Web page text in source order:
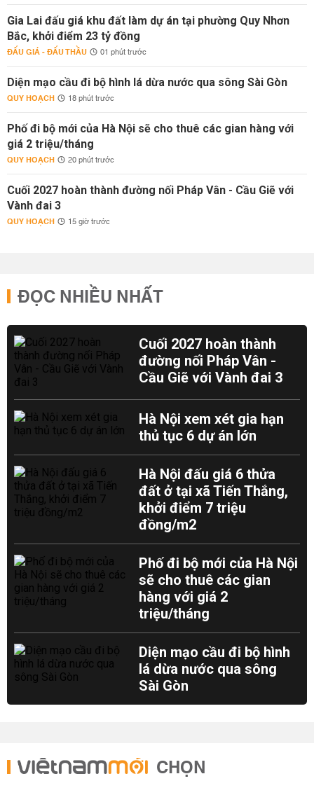
Gia Lai đấu giá khu đất làm dự án tại phường Quy Nhơn
Bắc, khởi điểm 23 tỷ đồng
ĐẤU GIÁ - ĐẤU THẦU 01 phút trước
Diện mạo cầu đi bộ hình lá dừa nước qua sông Sài Gòn
QUY HOẠCH 18 phút trước
Phố đi bộ mới của Hà Nội sẽ cho thuê các gian hàng với
giá 2 triệu/tháng
QUY HOẠCH 20 phút trước
Cuối 2027 hoàn thành đường nối Pháp Vân - Cầu Giẽ với
Vành đai 3
QUY HOẠCH 15 giờ trước
ĐỌC NHIỀU NHẤT
Cuối 2027 hoàn thành
đường nối Pháp Vân -
Cầu Giẽ với Vành đai 3
Hà Nội xem xét gia hạn
thủ tục 6 dự án lớn
Hà Nội đấu giá 6 thửa
đất ở tại xã Tiến Thắng,
khởi điểm 7 triệu
đồng/m2
Phố đi bộ mới của Hà Nội
sẽ cho thuê các gian
hàng với giá 2
triệu/tháng
Diện mạo cầu đi bộ hình
lá dừa nước qua sông
Sài Gòn
CHỌN